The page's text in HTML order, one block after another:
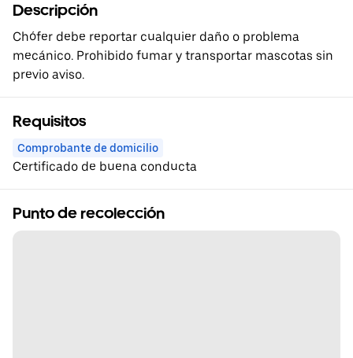
Descripción
Chófer debe reportar cualquier daño o problema
mecánico. Prohibido fumar y transportar mascotas sin
previo aviso.
Requisitos
Comprobante de domicilio
Certificado de buena conducta
Punto de recolección